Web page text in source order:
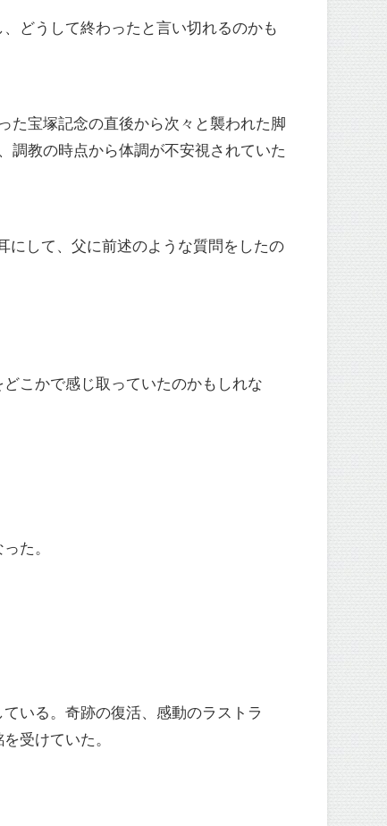
どうして終わったと言い切れるのかも
た宝塚記念の直後から次々と襲われた脚
調教の時点から体調が不安視されていた
にして、父に前述のような質問をしたの
こかで感じ取っていたのかもしれな
た。
いる。奇跡の復活、感動のラストラ
受けていた。